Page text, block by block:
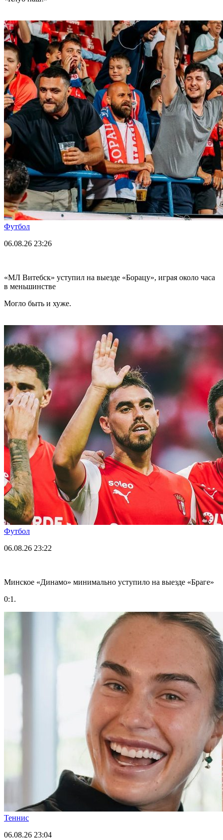
Футбол
06.08.26 23:26
«МЛ Витебск» уступил на выезде «Борацу», играя около часа
в меньшинстве
Могло быть и хуже.
Футбол
06.08.26 23:22
Минское «Динамо» минимально уступило на выезде «Браге»
0:1.
Теннис
06.08.26 23:04